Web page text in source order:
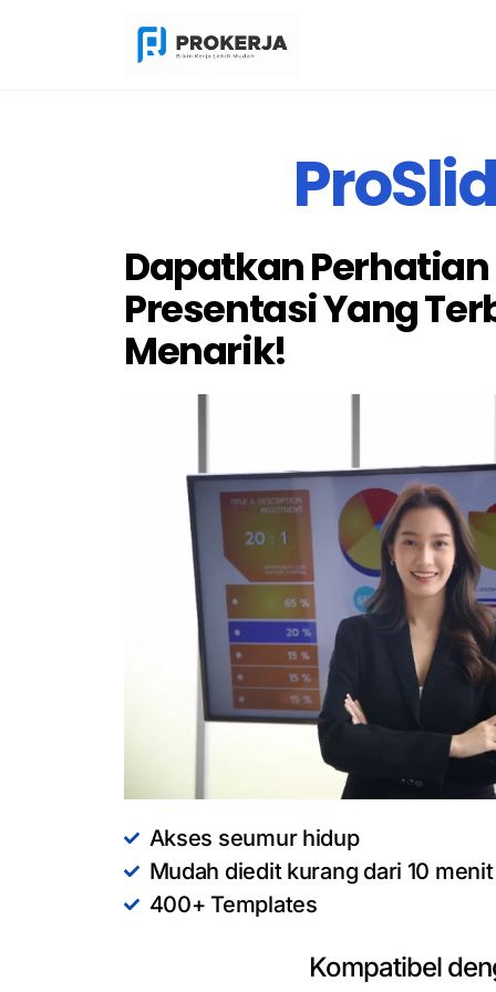
Dapatkan
Presentasi Yang
Menarik!​
Akses seumur hidup
Mudah diedit kurang dari 10 menit
400+ Templates
Kompatibel